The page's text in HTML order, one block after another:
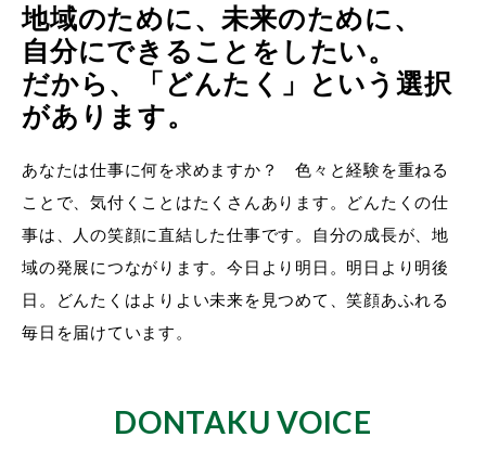
地域のために、未来のために、
自分にできることをしたい。
だから、「どんたく」という選択
があります。
あなたは仕事に何を求めますか？ 色々と経験を重ねる
ことで、気付くことはたくさんあります。どんたくの仕
事は、人の笑顔に直結した仕事です。自分の成長が、地
域の発展につながります。今日より明日。明日より明後
日。どんたくはよりよい未来を見つめて、笑顔あふれる
毎日を届けています。
DONTAKU VOICE